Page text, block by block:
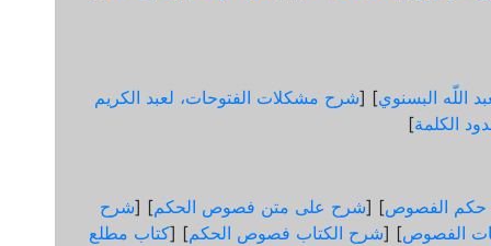
اللّه البسنوي] [شرح مشكلات الفتوحات، لعبد الكريم
الكلمة]
حكم الفصوص] [شرح على متن فصوص الحكم] [شرح
الفصوص] [شرح الكتاب فصوص الحكم] [كتاب مطلع